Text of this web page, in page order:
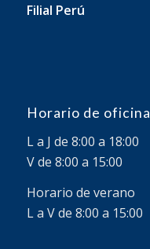
Filial Perú
Horario de oficina
L a J de 8:00 a 18:00
V de 8:00 a 15:00
Horario de verano
L a V de 8:00 a 15:00